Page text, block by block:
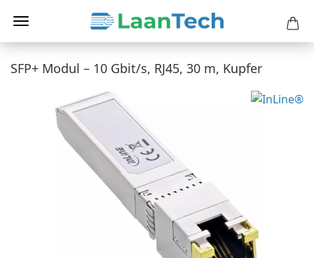
SFP+ Modul – 10 Gbit/s, RJ45, 30 m, Kupfer